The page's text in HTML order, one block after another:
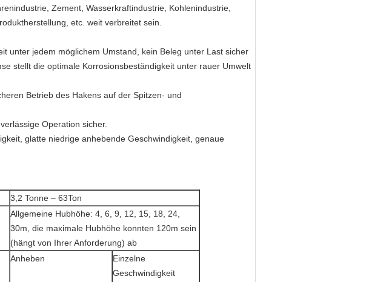
Zement, Wasserkraftindustrie, Kohlenindustrie,
etc. weit verbreitet sein.
unter jedem möglichem Umstand, kein Beleg unter Last sicher
stellt die optimale Korrosionsbeständigkeit unter rauer Umwelt
Betrieb des Hakens auf der Spitzen- und
Operation sicher.
glatte niedrige anhebende Geschwindigkeit, genaue
3,2 Tonne – 63Ton
Allgemeine Hubhöhe: 4, 6, 9, 12, 15, 18, 24,
30m, die maximale Hubhöhe konnten 120m sein
(hängt von Ihrer Anforderung) ab
Anheben
Einzelne
Geschwindigkeit